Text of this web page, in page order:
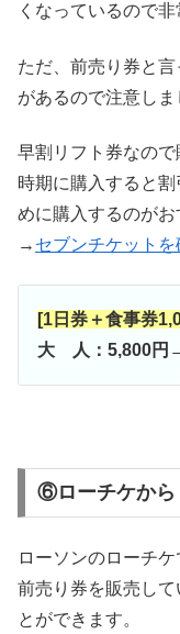
くなっているので
ただ、前売り券と
があるので注意しま
早割リフト券なの
時期に購入すると
めに購入するのがお
→ セブンチケットを
[1日券＋食事券
大 人：5,800円
⑥ローチケから
ローソンのローチ
前売り券を販売し
とができます。